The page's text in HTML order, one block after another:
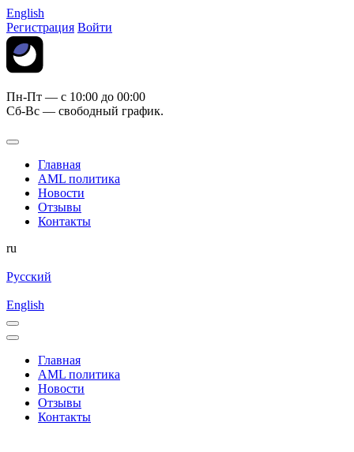
English
Регистрация Войти
Пн-Пт — c 10:00 до 00:00
Сб-Вс — свободный график.
Главная
AML политика
Новости
Отзывы
Контакты
ru
Русский
English
Главная
AML политика
Новости
Отзывы
Контакты